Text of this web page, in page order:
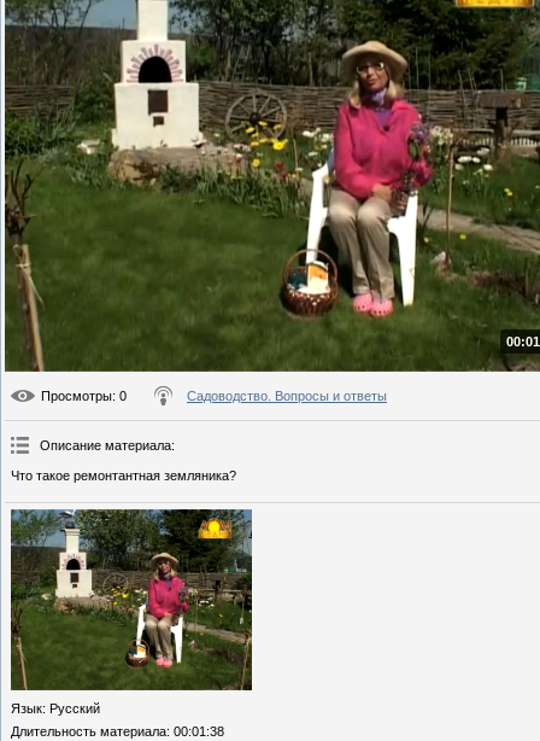
Просмотры: 0 Садоводство. Вопросы и ответы
Описание материала:
Что такое ремонтантная земляника?
Язык: Русский
Длительность материала: 00:01:38